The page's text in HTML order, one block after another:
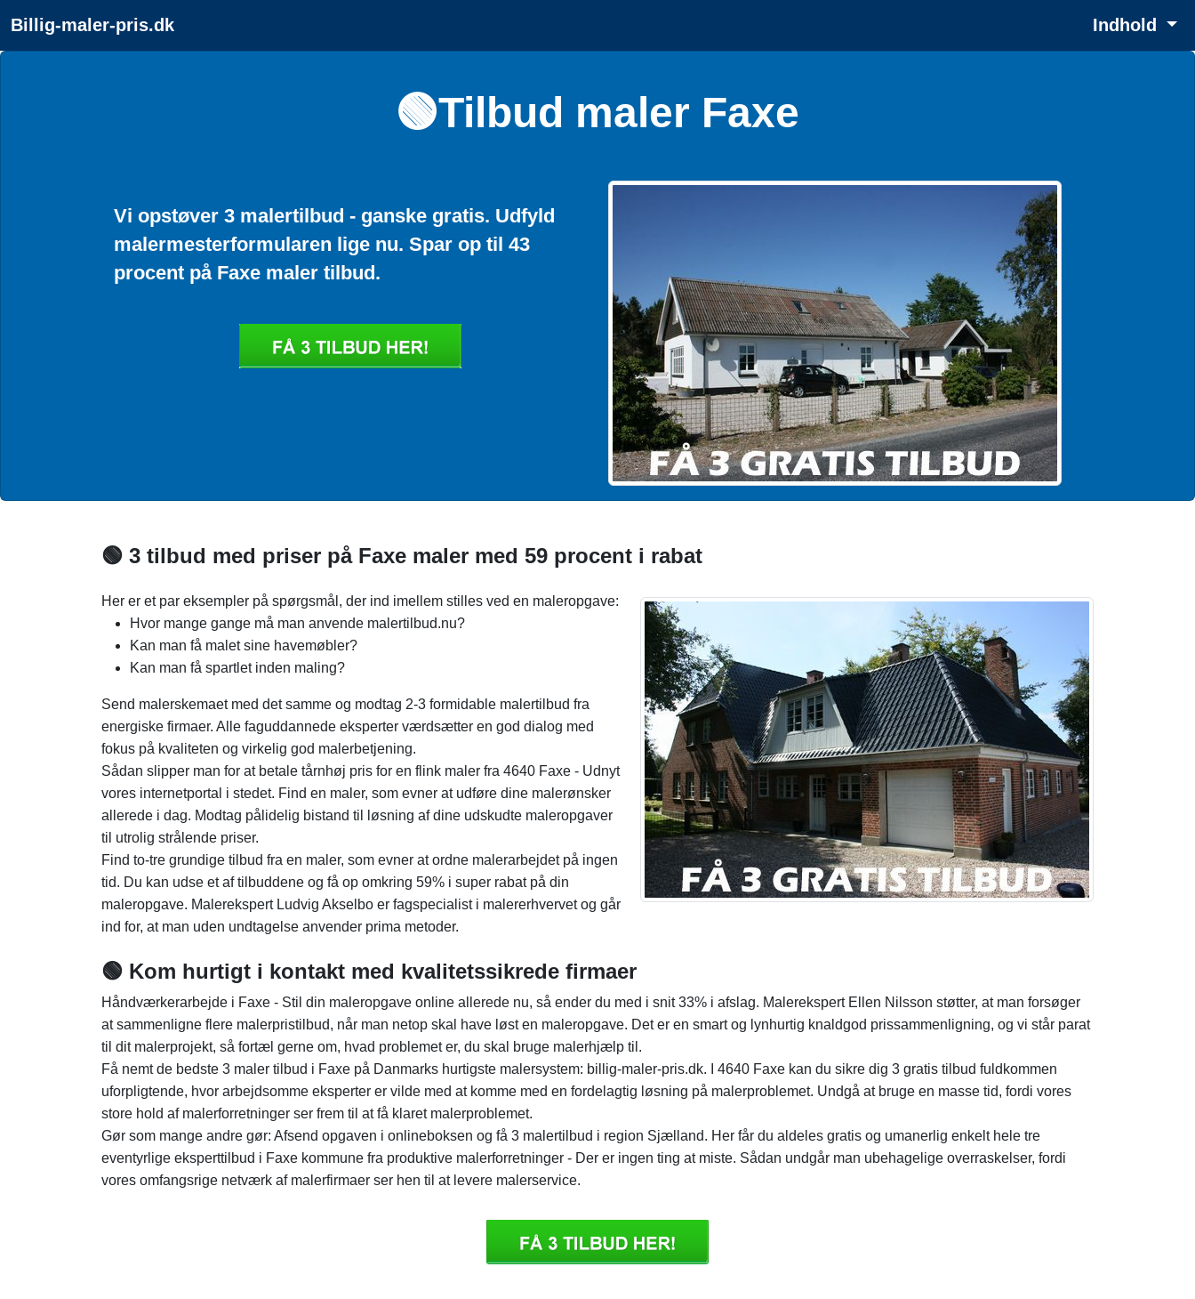
Billig-maler-pris.dk Indhold
🟢Tilbud maler Faxe
Vi opstøver 3 malertilbud - ganske gratis. Udfyld
malermesterformularen lige nu. Spar op til 43
procent på Faxe maler tilbud.
🟢 3 tilbud med priser på Faxe maler med 59 procent i rabat
Her er et par eksempler på spørgsmål, der ind imellem stilles ved en maleropgave:
Hvor mange gange må man anvende malertilbud.nu?
Kan man få malet sine havemøbler?
Kan man få spartlet inden maling?
Send malerskemaet med det samme og modtag 2-3 formidable malertilbud fra
energiske firmaer. Alle faguddannede eksperter værdsætter en god dialog med
fokus på kvaliteten og virkelig god malerbetjening.
Sådan slipper man for at betale tårnhøj pris for en flink maler fra 4640 Faxe - Udnyt
vores internetportal i stedet. Find en maler, som evner at udføre dine malerønsker
allerede i dag. Modtag pålidelig bistand til løsning af dine udskudte maleropgaver
til utrolig strålende priser.
Find to-tre grundige tilbud fra en maler, som evner at ordne malerarbejdet på ingen
tid. Du kan udse et af tilbuddene og få op omkring 59% i super rabat på din
maleropgave. Malerekspert Ludvig Akselbo er fagspecialist i malererhvervet og går
ind for, at man uden undtagelse anvender prima metoder.
🟢 Kom hurtigt i kontakt med kvalitetssikrede firmaer
Håndværkerarbejde i Faxe - Stil din maleropgave online allerede nu, så ender du med i snit 33% i afslag. Malerekspert Ellen Nilsson støtter, at man forsøger
at sammenligne flere malerpristilbud, når man netop skal have løst en maleropgave. Det er en smart og lynhurtig knaldgod prissammenligning, og vi står parat
til dit malerprojekt, så fortæl gerne om, hvad problemet er, du skal bruge malerhjælp til.
Få nemt de bedste 3 maler tilbud i Faxe på Danmarks hurtigste malersystem: billig-maler-pris.dk. I 4640 Faxe kan du sikre dig 3 gratis tilbud fuldkommen
uforpligtende, hvor arbejdsomme eksperter er vilde med at komme med en fordelagtig løsning på malerproblemet. Undgå at bruge en masse tid, fordi vores
store hold af malerforretninger ser frem til at få klaret malerproblemet.
Gør som mange andre gør: Afsend opgaven i onlineboksen og få 3 malertilbud i region Sjælland. Her får du aldeles gratis og umanerlig enkelt hele tre
eventyrlige eksperttilbud i Faxe kommune fra produktive malerforretninger - Der er ingen ting at miste. Sådan undgår man ubehagelige overraskelser, fordi
vores omfangsrige netværk af malerfirmaer ser hen til at levere malerservice.